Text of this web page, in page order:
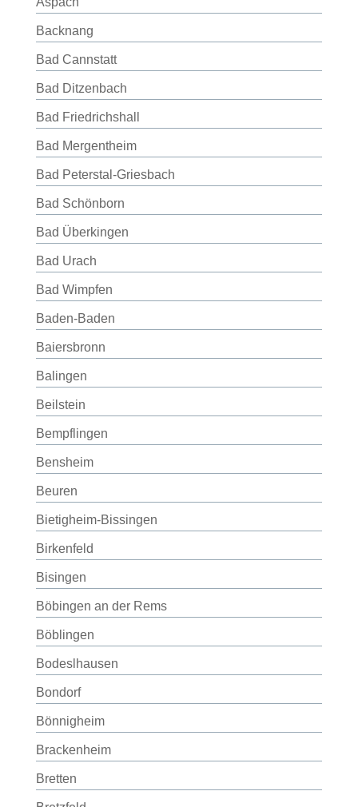
Backnang
Bad Cannstatt
Bad Ditzenbach
Bad Friedrichshall
Bad Mergentheim
Bad Peterstal-Griesbach
Bad Schönborn
Bad Überkingen
Bad Urach
Bad Wimpfen
Baden-Baden
Baiersbronn
Balingen
Beilstein
Bempflingen
Bensheim
Beuren
Bietigheim-Bissingen
Birkenfeld
Bisingen
Böbingen an der Rems
Böblingen
Bodeslhausen
Bondorf
Bönnigheim
Brackenheim
Bretten